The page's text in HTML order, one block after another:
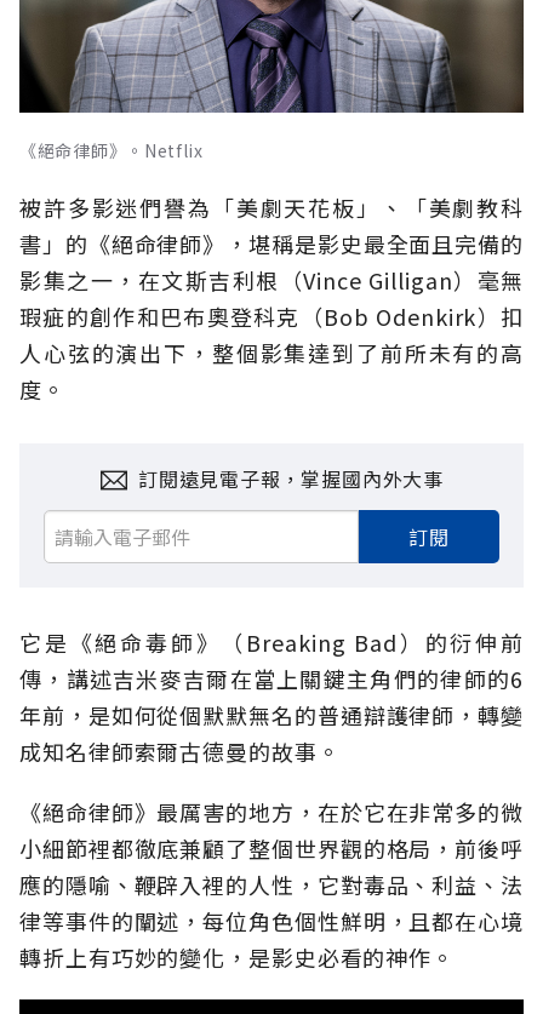
《絕命律師》。Netflix
被許多影迷們譽為「美劇天花板」、「美劇教科
書」的《絕命律師》，堪稱是影史最全面且完備的
影集之一，在文斯吉利根（Vince Gilligan）毫無
瑕疵的創作和巴布奧登科克（Bob Odenkirk）扣
人心弦的演出下，整個影集達到了前所未有的高
度。
訂閱遠見電子報，掌握國內外大事
訂閱
它是《絕命毒師》（Breaking Bad）的衍伸前
傳，講述吉米麥吉爾在當上關鍵主角們的律師的6
年前，是如何從個默默無名的普通辯護律師，轉變
成知名律師索爾古德曼的故事。
《絕命律師》最厲害的地方，在於它在非常多的微
小細節裡都徹底兼顧了整個世界觀的格局，前後呼
應的隱喻、鞭辟入裡的人性，它對毒品、利益、法
律等事件的闡述，每位角色個性鮮明，且都在心境
轉折上有巧妙的變化，是影史必看的神作。